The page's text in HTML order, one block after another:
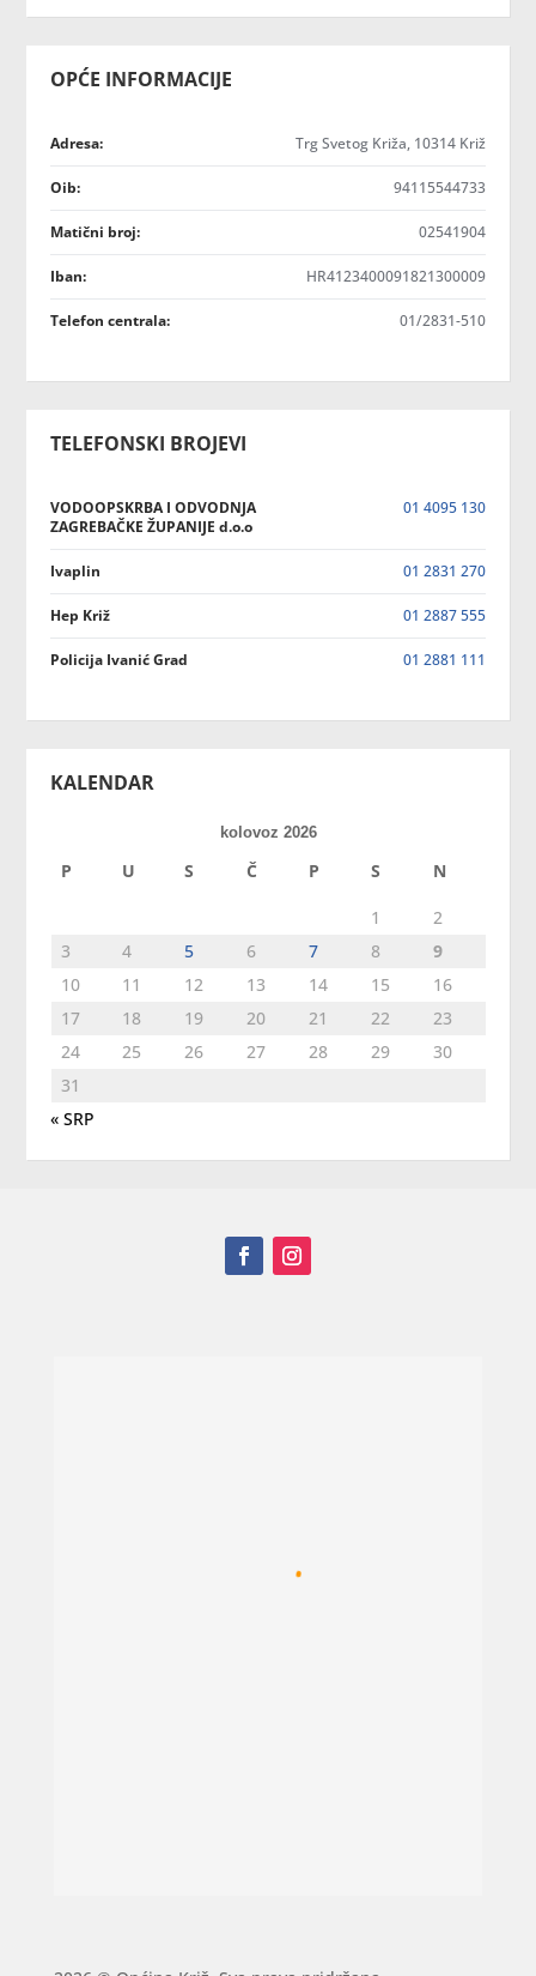
OPĆE INFORMACIJE
Adresa: Trg Svetog Križa, 10314 Križ
Oib: 94115544733
Matični broj: 02541904
Iban: HR4123400091821300009
Telefon centrala: 01/2831-510
TELEFONSKI BROJEVI
VODOOPSKRBA I ODVODNJA
ZAGREBAČKE ŽUPANIJE d.o.o
01 4095 130
Ivaplin 01 2831 270
Hep Križ 01 2887 555
Policija Ivanić Grad 01 2881 111
KALENDAR
kolovoz 2026
P U S Č P S N
1
2
3
4 5 6 7 8
9
10
11 12 13 14 15
16
17
18 19 20 21 22
23
24
25 26 27 28 29
30
31
« SRP